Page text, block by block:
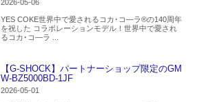
2026-05-06
YES COKE世界中で愛されるコカ･コ―ラ®の140周年
を祝した コラボレーションモデル！世界中で愛され
るコカ･コ―ラ ...
【G-SHOCK】パートナーショップ限定のGM
W-BZ5000BD-1JF
2026-05-01